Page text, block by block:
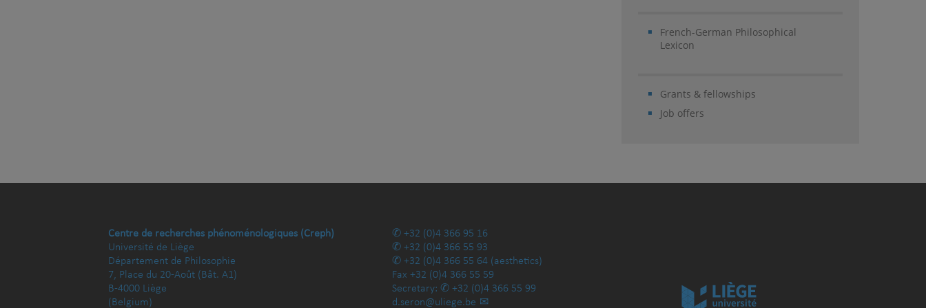
French-German Philosophical
Lexicon
Grants & fellowships
Job offers
Centre de recherches phénoménologiques (Creph)
Université de Liège
Département de Philosophie
7, Place du 20-Août (Bât. A1)
B-4000 Liège
(Belgium)
+32 (0)4 366 95 16
+32 (0)4 366 55 93
+32 (0)4 366 55 64 (aesthetics)
Fax +32 (0)4 366 55 59
Secretary:
+32 (0)4 366 55 99
d.seron@uliege.be